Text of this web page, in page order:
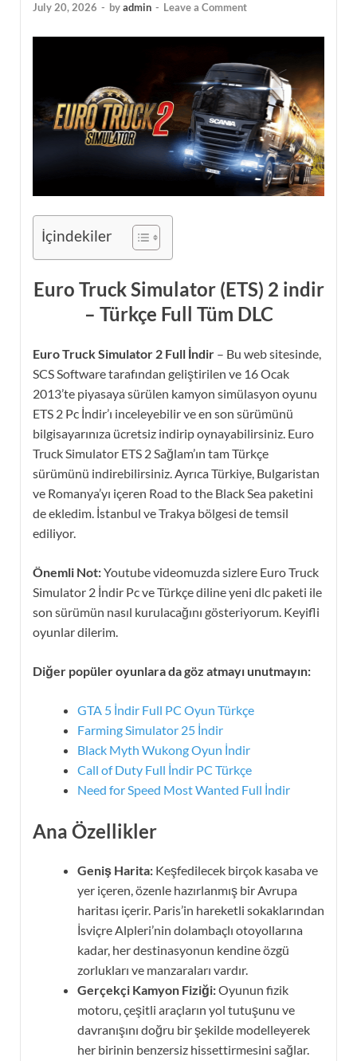
July 20, 2026 - byadmin - Leave a Comment
İçindekiler
Euro Truck Simulator (ETS) 2 indir
– Türkçe Full Tüm DLC
Euro Truck Simulator 2 Full İndir – Bu web sitesinde,
SCS Software tarafından geliştirilen ve 16 Ocak
2013’te piyasaya sürülen kamyon simülasyon oyunu
ETS 2 Pc İndir’ı inceleyebilir ve en son sürümünü
bilgisayarınıza ücretsiz indirip oynayabilirsiniz. Euro
Truck Simulator ETS 2 Sağlam’ın tam Türkçe
sürümünü indirebilirsiniz. Ayrıca Türkiye, Bulgaristan
ve Romanya’yı içeren Road to the Black Sea paketini
de ekledim. İstanbul ve Trakya bölgesi de temsil
ediliyor.
Önemli Not:Youtube videomuzda sizlere Euro Truck
Simulator 2 İndir Pc ve Türkçe diline yeni dlc paketi ile
son sürümün nasıl kurulacağını gösteriyorum. Keyifli
oyunlar dilerim.
Diğer popüler oyunlara da göz atmayı unutmayın:
GTA 5 İndir Full PC Oyun Türkçe
Farming Simulator 25 İndir
Black Myth Wukong Oyun İndir
Call of Duty Full İndir PC Türkçe
Need for Speed Most Wanted Full İndir
Ana Özellikler
Geniş Harita: Keşfedilecek birçok kasaba ve
yer içeren, özenle hazırlanmış bir Avrupa
haritası içerir. Paris’in hareketli sokaklarından
İsviçre Alpleri’nin dolambaçlı otoyollarına
kadar, her destinasyonun kendine özgü
zorlukları ve manzaraları vardır.
Gerçekçi Kamyon Fiziği:Oyunun fizik
motoru, çeşitli araçların yol tutuşunu ve
davranışını doğru bir şekilde modelleyerek
her birinin benzersiz hissettirmesini sağlar.